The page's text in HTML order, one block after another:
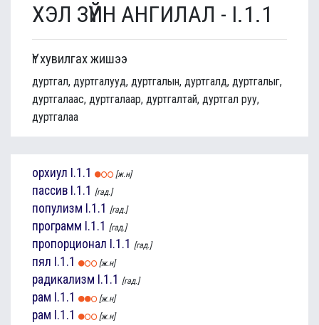
ХЭЛ ЗҮЙН АНГИЛАЛ - I.1.1
Үг хувилгах жишээ
дуртгал, дуртгалууд, дуртгалын, дуртгалд, дуртгалыг,
дуртгалаас, дуртгалаар, дуртгалтай, дуртгал руу,
дуртгалаа
орхиул I.1.1 [ж.н]
пассив I.1.1 [гад.]
популизм I.1.1 [гад.]
программ I.1.1 [гад.]
пропорционал I.1.1 [гад.]
пял I.1.1 [ж.н]
радикализм I.1.1 [гад.]
рам I.1.1 [ж.н]
рам I.1.1 [ж.н]